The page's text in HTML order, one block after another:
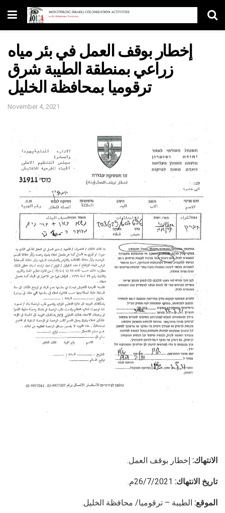
إخطار بوقف العمل في بئر مياه
زراعي بمنطقة الطيبة شرق
ترقوميا بمحافظة الخليل
November 4, 2021
الانتهاك: إخطار بوقف العمل.
تاريخ الانتهاك:
الموقع: الطيبة – ترقوميا/ محافظة الخليل.